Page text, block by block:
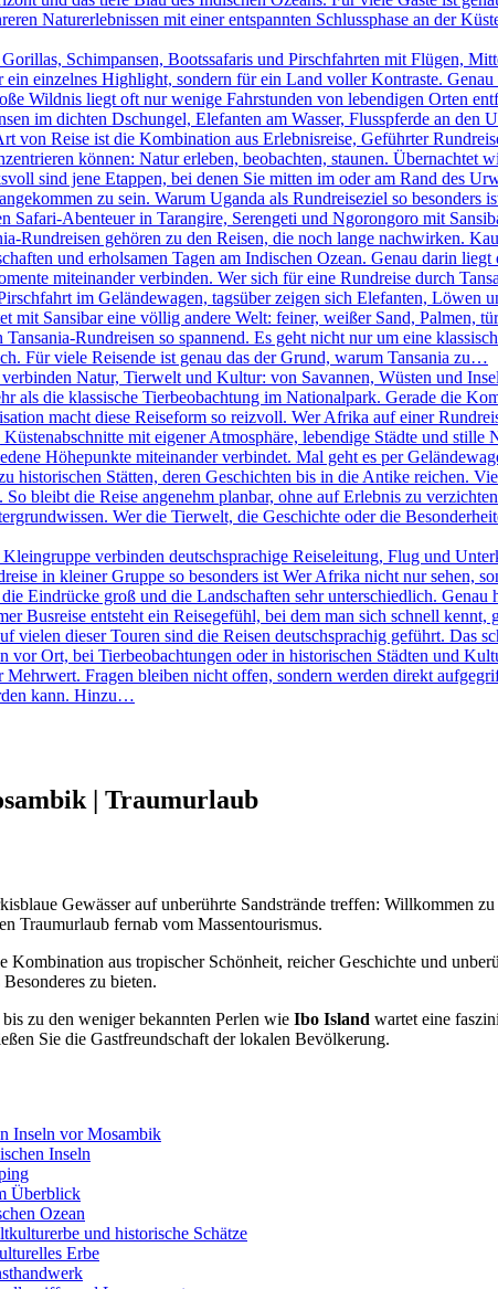
Naturerlebnissen mit einer entspannten Schlussphase an der
Schimpansen, Bootssafaris und Pirschfahrten mit Flügen,
einzelnes Highlight, sondern für ein Land voller Kontraste.
Wildnis liegt oft nur wenige Fahrstunden von lebendigen Orten
im dichten Dschungel, Elefanten am Wasser, Flusspferde an
von Reise ist die Kombination aus Erlebnisreise, Geführter
können: Natur erleben, beobachten, staunen.
sind jene Etappen, bei denen Sie mitten im oder am Rand des
zu sein. Warum Uganda als Rundreiseziel so besonders
Safari-Abenteuer in Tarangire, Serengeti und Ngorongoro mit
Rundreisen gehören zu den Reisen, die noch lange nachwirken.
und erholsamen Tagen am Indischen Ozean. Genau darin
miteinander verbinden. Wer sich für eine Rundreise durch
im Geländewagen, tagsüber zeigen sich Elefanten,
mit Sansibar eine völlig andere Welt: feiner, weißer Sand, Palmen,
Tansania-Rundreisen so spannend. Es geht nicht nur um eine
Für viele Reisende ist genau das der Grund, warum Tansania zu…
Natur, Tierwelt und Kultur: von Savannen, Wüsten und
als die klassische Tierbeobachtung im Nationalpark. Gerade die
macht diese Reiseform so reizvoll. Wer Afrika auf einer
mit eigener Atmosphäre, lebendige Städte und
Höhepunkte miteinander verbindet. Mal geht es per
historischen Stätten, deren Geschichten bis in die Antike reichen.
bleibt die Reise angenehm planbar, ohne auf Erlebnis zu
Wer die Tierwelt, die Geschichte oder die
verbinden deutschsprachige Reiseleitung, Flug und
in kleiner Gruppe so besonders ist Wer Afrika nicht nur sehen,
Eindrücke groß und die Landschaften sehr unterschiedlich.
Busreise entsteht ein Reisegefühl, bei dem man sich schnell
vielen dieser Touren sind die Reisen deutschsprachig geführt. Das
vor Ort, bei Tierbeobachtungen oder in historischen Städten und
Mehrwert. Fragen bleiben nicht offen, sondern werden direkt
kann. Hinzu…
| Traumurlaub
Gewässer auf unberührte Sandstrände treffen: Willkommen
Traumurlaub fernab vom Massentourismus.
Kombination aus tropischer Schönheit, reicher Geschichte und
zu bieten.
zu den weniger bekannten Perlen wie Ibo Island wartet eine
Sie die Gastfreundschaft der lokalen Bevölkerung.
Inseln vor Mosambik
Inseln
Überblick
Ozean
und historische Schätze
Erbe